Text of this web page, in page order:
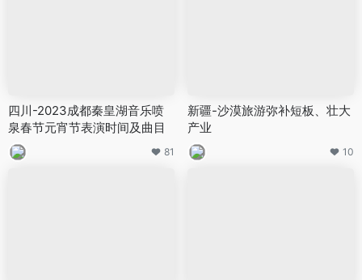
四川-2023成都秦皇湖音乐喷
泉春节元宵节表演时间及曲目
81
新疆-沙漠旅游弥补短板、壮大
产业
10